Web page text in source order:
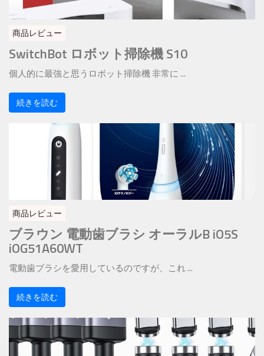
商品レビュー
SwitchBot ロボット掃除機 S10
個人的に最強と思うロボット掃除機 非常に ...
続きを読む
商品レビュー
ブラウン 電動歯ブラシ オーラルB iO5S
iOG51A60WT
電動歯ブラシを愛用しているのですが、これ ...
続きを読む